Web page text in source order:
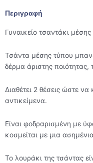
Περιγραφή
Γυναικείο τσαντάκι
Τσάντα μέσης τύπου
δέρμα άριστης ποιότητας,
Διαθέτει 2 θέσεις ώστε
αντικείμενα.
Είναι φοδραρισμένη με
κοσμείται με μια
Το λουράκι της τσάντας